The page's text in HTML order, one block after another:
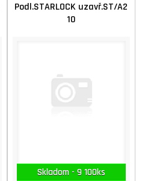
Podl.STARLOCK uzavř.ST/A2
10
Skladom - 9 100ks